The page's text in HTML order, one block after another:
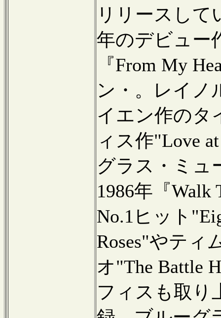
リリースして
年のデビュー
『From My
ン・。レイノ
イエン作のタ
ィス作"Love
グラス・ミュ
1986年『Walk
No.1ヒット
Roses"やティ
オ"The Battle
フィスも取り